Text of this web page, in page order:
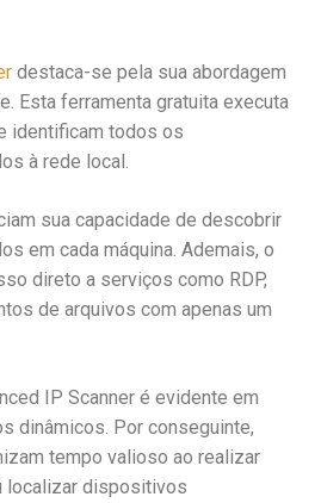
destaca-se pela sua abordagem
Esta ferramenta gratuita executa
identificam todos os
à rede local.
sua capacidade de descobrir
em cada máquina. Ademais, o
direto a serviços como RDP,
de arquivos com apenas um
IP Scanner é evidente em
dinâmicos. Por conseguinte,
tempo valioso ao realizar
localizar dispositivos